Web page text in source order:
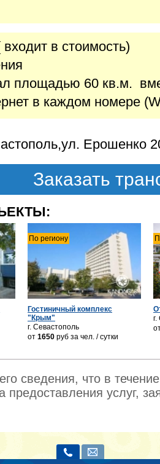
входит в стоимость)
площадью 60 кв.м.
в каждом номере
Ерошенко
Заказать
По региону
Гостиничный комплекс
"Крым"
г. Севастополь
от 1650 руб за чел. / сутки
сведения, что в
предоставления услуг,